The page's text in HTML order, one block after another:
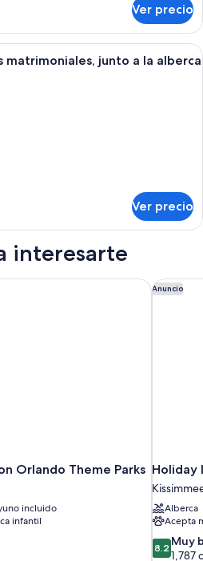
Ver precio
Habitación de hotel con dos camas,
matrimoniales, junto a la alberca
Ver precio
interesarte
Orlando Theme Parks
incluido
infantil
Theme Parks Anuncio
Holiday
Alberca
Acepta
8.2
de
8.2 Muy
1,787
Holiday